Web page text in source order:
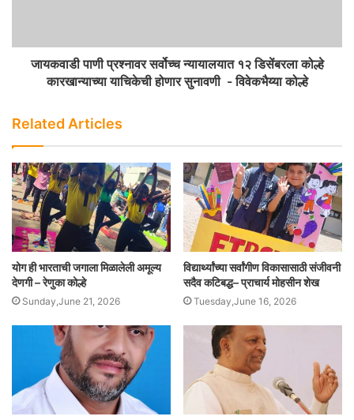
जायकवाडी पाणी प्रश्नावर सर्वोच्च न्यायालयात १२ डिसेंबरला कोल्हे
कारखान्याच्या याचिकेची होणार सुनावणी - विवेकभैय्या कोल्हे
Related Articles
योग ही भारताची जगाला मिळालेली अमूल्य
देणगी – रेणुका कोल्हे
Sunday,June 21, 2026
विद्यार्थ्यांच्या सर्वांगीण विकासासाठी संजीवनी
सदैव कटिबद्ध– प्राचार्य मोहसीन शेख
Tuesday,June 16, 2026